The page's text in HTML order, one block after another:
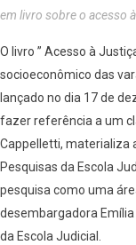
em livro sobre o acesso
O livro ” Acesso à
socioeconômico das
lançado no dia 17 de
fazer referência a um
Cappelletti, materializa
Pesquisas da Escola
pesquisa como uma
desembargadora
da Escola Judicial.